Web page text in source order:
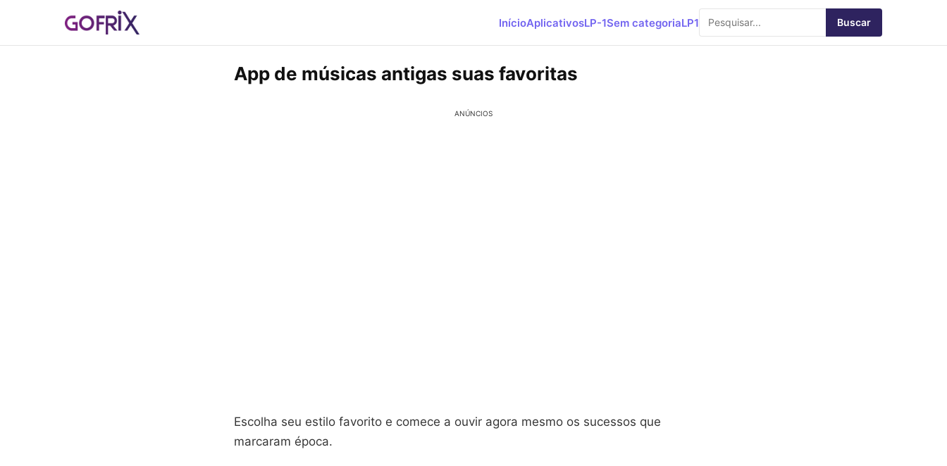
InícioAplicativosLP-1Sem categoriaLP1 Buscar
App de músicas antigas suas favoritas
ANÚNCIOS
Escolha seu estilo favorito e comece a ouvir agora mesmo os sucessos que
marcaram época.